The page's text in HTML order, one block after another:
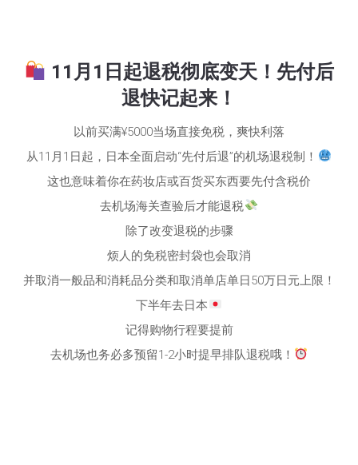
11月1日起退税彻底变天！先付后
退快记起来！
以前买满¥5000当场直接免税，爽快利落
从11月1日起，日本全面启动“先付后退”的机场退税制！
这也意味着你在药妆店或百货买东西要先付含税价
去机场海关查验后才能退税
除了改变退税的步骤
烦人的免税密封袋也会取消
并取消一般品和消耗品分类和取消单店单日50万日元上限！
下半年去日本
记得购物行程要提前
去机场也务必多预留1-2小时提早排队退税哦！